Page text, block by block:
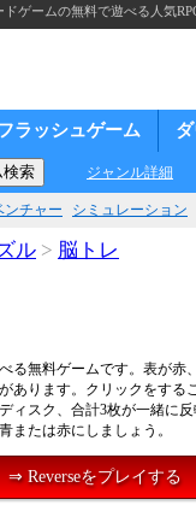
ゲームの無料で遊べる人気
ラッシュゲーム
ジャンル詳細
ンチャー シミュレーション
ル > 脳トレ
る無料ゲームです。表が赤
あります。クリックをする
ィスク、合計3枚が一緒に
または赤にしましょう。
⇒ Reverseをプレイする